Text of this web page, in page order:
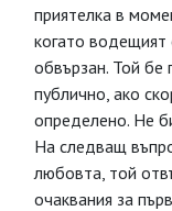
приятелка в
когато водещият
обвързан. Той
публично, ако
определено. Не
На следващ
любовта, той
очаквания за